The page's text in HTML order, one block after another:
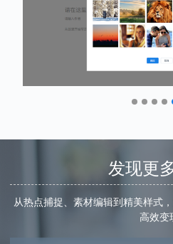
发现更
从热点捕捉、素材编辑到精美样式
高效变